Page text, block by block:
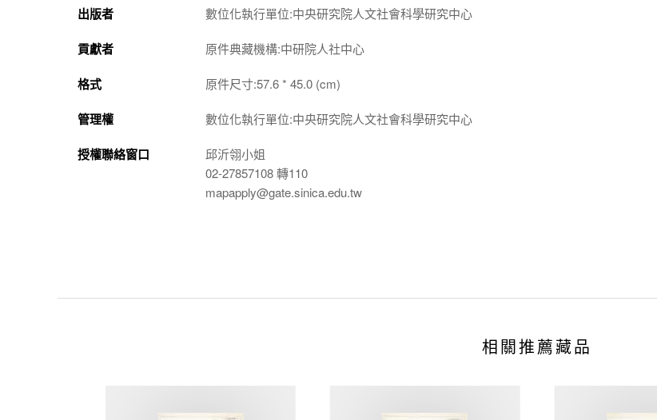
出版者 數位化執行單位:中央研究院人文社會科學研究中心
貢獻者 原件典藏機構:中研院人社中心
格式 原件尺寸:57.6 * 45.0 (cm)
管理權 數位化執行單位:中央研究院人文社會科學研究中心
授權聯絡窗口
邱沂翎小姐
02-27857108 轉110
mapapply@gate.sinica.edu.tw
相關推薦藏品